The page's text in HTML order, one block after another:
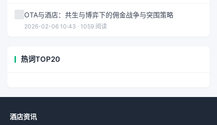
OTA与酒店：共生与博弈下的佣金战争与突围策略
2026-02-06 10:43 · 1059 阅读
热词TOP20
酒店资讯